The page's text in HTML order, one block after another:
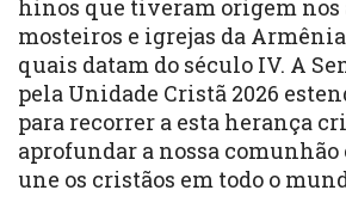
hinos que tiveram origem nos
mosteiros e igrejas da
quais datam do século IV. A
pela Unidade Cristã 2026
para recorrer a esta herança
aprofundar a nossa comunhão
une os cristãos em todo o